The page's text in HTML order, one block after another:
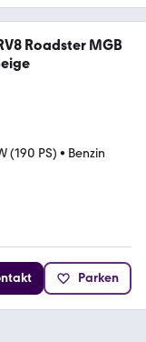
Roadster MGB
(190 PS) • Benzin
Parken